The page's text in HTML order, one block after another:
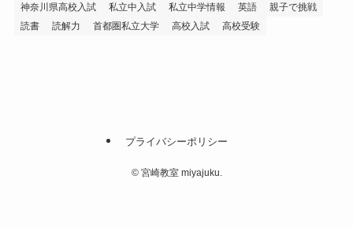
神奈川県高校入試
私立中入試 私立中学情報 英語
親子で挑戦
読書
読解力 首都圏私立大学 高校入試 高校受験
プライバシーポリシー
©宮崎教室 miyajuku.